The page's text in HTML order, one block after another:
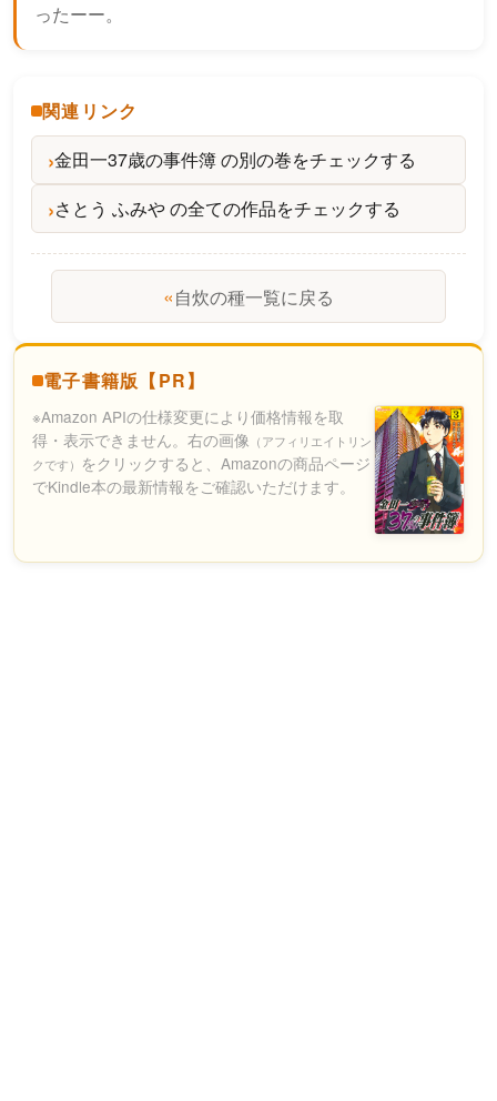
ったーー。
関連リンク
金田一37歳の事件簿 の別の巻をチェックする
さとう ふみや の全ての作品をチェックする
«自炊の種一覧に戻る
電子書籍版【PR】
※Amazon APIの仕様変更により価格情報を取
得・表示できません。右の画像 （アフィリエイトリン
クです） をクリックすると、Amazonの商品ページ
でKindle本の最新情報をご確認いただけます。